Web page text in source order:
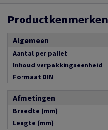
Productkenmerken
Algemeen
Aantal per pallet
Inhoud verpakkingseenheid
Formaat DIN
Afmetingen
Breedte (mm)
Lengte (mm)